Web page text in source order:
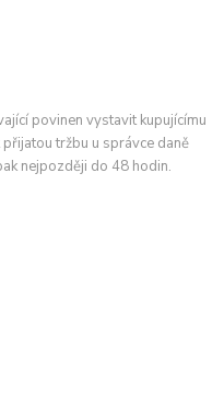
povinen vystavit kupujícímu
tržbu u správce daně
nejpozději do 48 hodin.